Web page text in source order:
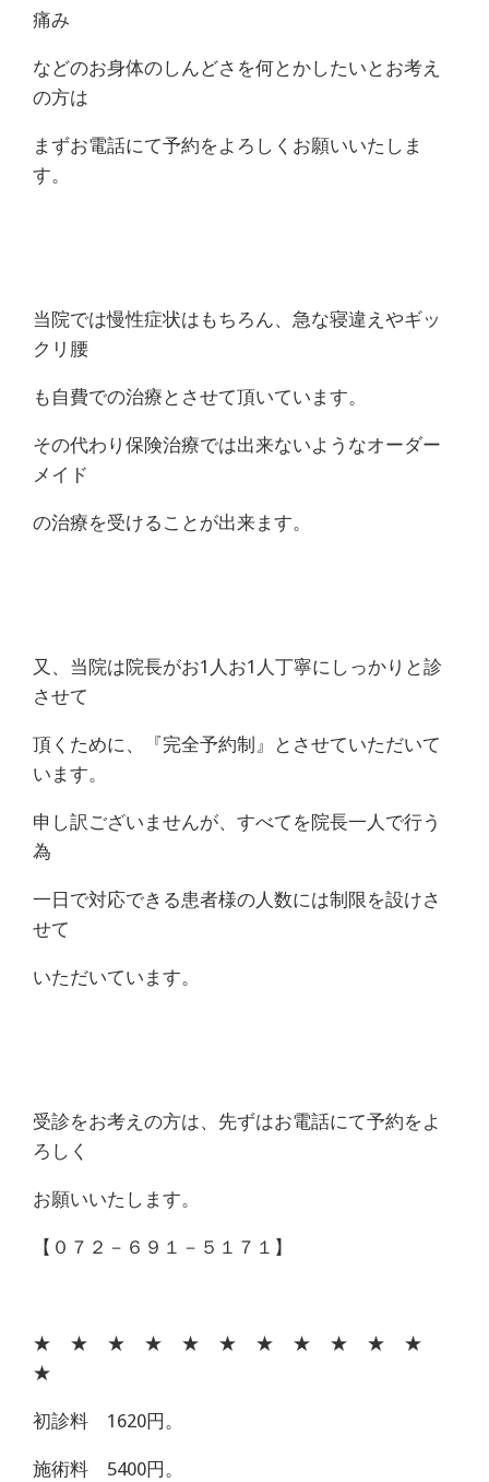
痛み
などのお身体のしんどさを何とかしたいとお考え
の方は
まずお電話にて予約をよろしくお願いいたしま
す。
当院では慢性症状はもちろん、急な寝違えやギッ
クリ腰
も自費での治療とさせて頂いています。
その代わり保険治療では出来ないようなオーダー
メイド
の治療を受けることが出来ます。
又、当院は院長がお1人お1人丁寧にしっかりと診
させて
頂くために、『完全予約制』とさせていただいて
います。
申し訳ございませんが、すべてを院長一人で行う
為
一日で対応できる患者様の人数には制限を設けさ
せて
いただいています。
受診をお考えの方は、先ずはお電話にて予約をよ
ろしく
お願いいたします。
【０７２－６９１－５１７１】
★ ★ ★ ★ ★ ★ ★ ★ ★ ★ ★
★
初診料 1620円。
施術料 5400円。